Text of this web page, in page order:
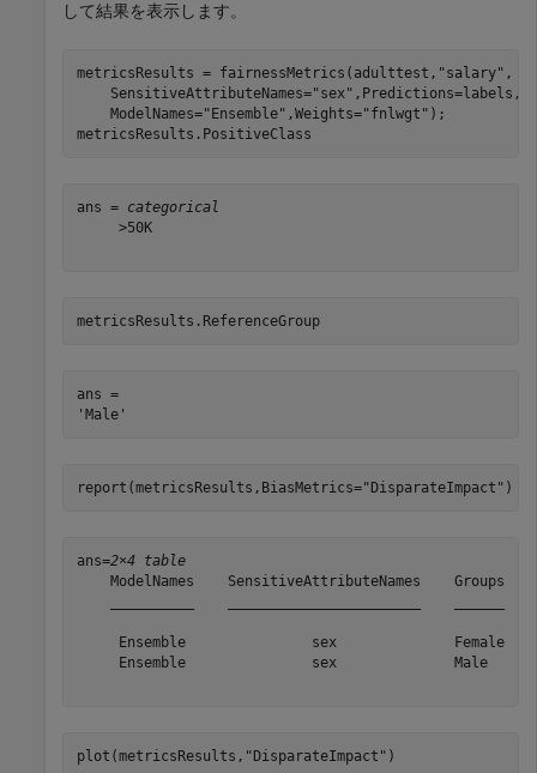
して結果を表示します。
metricsResults = fairnessMetrics(adulttest, "salary" ,
    SensitiveAttributeNames=
"sex" ,Predictions=labels,
    ModelNames=
"Ensemble" ,Weights="fnlwgt" );
metricsResults.PositiveClass
ans = categorical
     >50K
metricsResults.ReferenceGroup
ans =
report(metricsResults,BiasMetrics="DisparateImpact" )
ans=2×4 table
ModelNames    SensitiveAttributeNames    Groups
Ensemble               sex              Female
Ensemble               sex              Male
plot(metricsResults, "DisparateImpact" )